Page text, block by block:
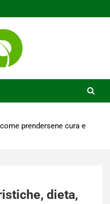
prendersene cura e
dieta,